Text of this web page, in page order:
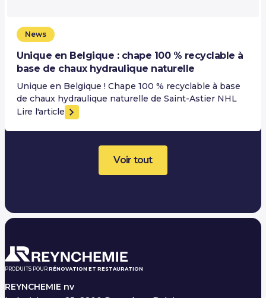
News
Unique en Belgique : chape 100 % recyclable à
base de chaux hydraulique naturelle
Unique en Belgique ! Chape 100 % recyclable à base
de chaux hydraulique naturelle de Saint-Astier NHL
Lire l'article
Voir tout
PRODUITS POUR RÉNOVATION ET RESTAURATION
REYNCHEMIE nv